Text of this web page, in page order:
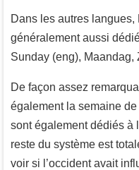
Dans les autres
généralement aussi
Sunday (eng),
De façon assez
également la semaine
sont également dédiés à
reste du système est
voir si l’occident avait